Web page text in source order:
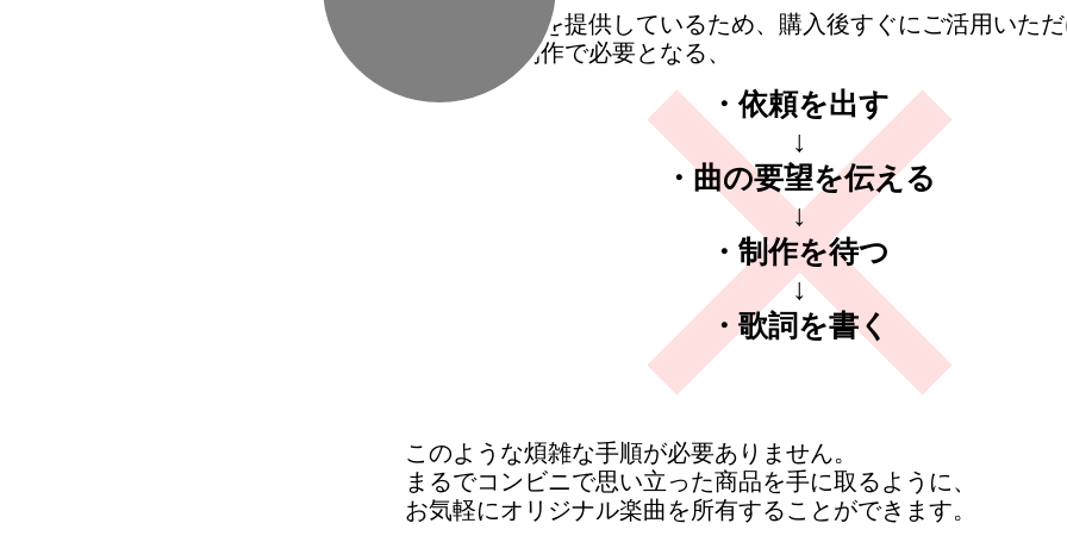
完成済の楽曲を提供しているため、購入後すぐにご活用いた
​一般の楽曲制作で必要となる、
・依頼を出す
↓
・曲の要望を伝える
↓
・制作を待つ
↓
・歌詞を書く
このような煩雑な手順が必要ありません。
​まるでコンビニで思い立った商品を手に取るように、
お気軽にオリジナル楽曲を所有することができます。